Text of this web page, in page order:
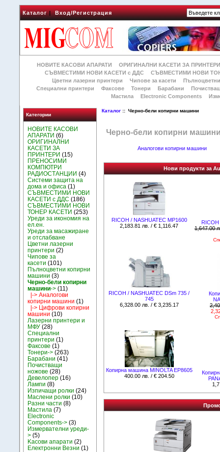
Каталог|Вход/Регистрация
НОВИТЕ КАСОВИ АПАРАТИ
ОРИГИНАЛНИ КАСЕТИ ЗА
СЪВМЕСТИМИ НОВИ КАСЕТИ с ДДС
СЪВМЕСТИМИ НОВИ
Цветни лазерни принтери
Чипове за касети
Специални принтери
Факсове Тонери Барабани
Мастила
Electronic Components
Категории
НОВИТЕ КАСОВИ
АПАРАТИ (6)
ОРИГИНАЛНИ
КАСЕТИ ЗА
ПРИНТЕРИ (15)
ПРЕНОСИМИ
КОМПЮТРИ
РАДИОСТАНЦИИ (4)
Системи защита на
дома и офиса (1)
СЪВМЕСТИМИ НОВИ
КАСЕТИ с ДДС (186)
СЪВМЕСТИМИ НОВИ
ТОНЕР КАСЕТИ (253)
Уреди за икономия на
ел.ен.
Уреди за масажиране
и отслабване
Цветни лазерни
принтери (2)
Чипове за
касети (101)
Пълноцветни копирни
машини (3)
Черно-бели копирни
машини-> (11)
|-> Аналогови
копирни машини (1)
|-> Цифрови копирни
машини (10)
Лазерни принтери и
МФУ (28)
Специални
принтери (1)
Факсове (1)
Тонери-> (263)
Барабани (41)
Почистващи
ножове (28)
Девелопер (16)
Лампи (8)
Изпичащи ролки (24)
Маслени ролки (10)
Разни части (8)
Мастила (7)
Electronic
Components-> (3)
Измервателни уреди-
> (5)
Kасови апарати (2)
Електронни Везни (1)
Каталог :: Черно-бели копирни машини
Черно-бели копирни
Аналогови копирни машини
Нови продукти за
RICOH / NASHUATEC MP1600
2,183.81 лв. / € 1,116.47
RICOH
1,647.00
RICOH / NASHUATEC DSm 735 /
745
6,328.00 лв. / € 3,235.17
Копирна машина MINOLTA EP8605
400.00 лв. / € 204.50